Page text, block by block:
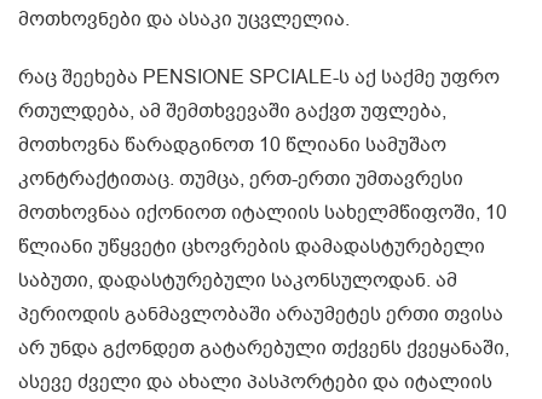
მოთხოვნები და ასაკი უცვლელია.
რაც შეეხება PENSIONE SPCIALE-ს აქ საქმე უფრო
რთულდება, ამ შემთხვევაში გაქვთ უფლება,
მოთხოვნა წარადგინოთ 10 წლიანი სამუშაო
კონტრაქტითაც. თუმცა, ერთ-ერთი უმთავრესი
მოთხოვნაა იქონიოთ იტალიის სახელმწიფოში, 10
წლიანი უწყვეტი ცხოვრების დამადასტურებელი
საბუთი, დადასტურებული საკონსულოდან. ამ
პერიოდის განმავლობაში არაუმეტეს ერთი თვისა
არ უნდა გქონდეთ გატარებული თქვენს ქვეყანაში,
ასევე ძველი და ახალი პასპორტები და იტალიის